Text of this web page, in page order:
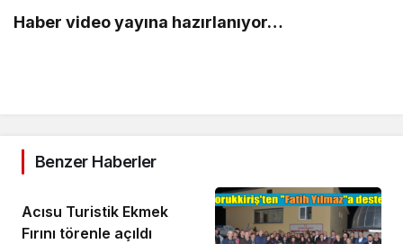
Haber video yayına hazırlanıyor…
Benzer Haberler
Acısu Turistik Ekmek
Fırını törenle açıldı